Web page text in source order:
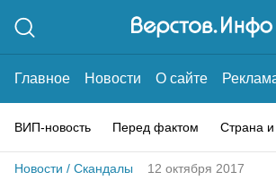
Главное Новости О сайте
ВИП-новость Перед фактом Страна
Новости / Скандалы 12 октября 2017